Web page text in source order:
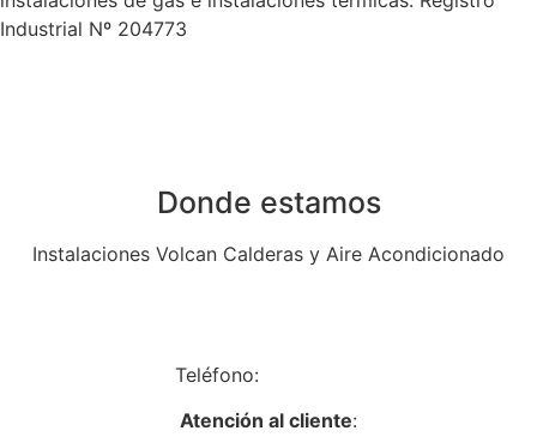
Industrial Nº 204773
Donde estamos
Instalaciones Volcan Calderas y Aire Acondicionado
Teléfono:
Atención al cliente: